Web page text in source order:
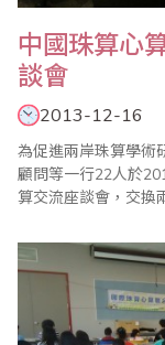
中國珠算心
談會
2013-12-16
為促進兩岸珠算學術
顧問等一行22人於
算交流座談會，交換
單位外，也遊覽台灣
對台灣的寶島風情、